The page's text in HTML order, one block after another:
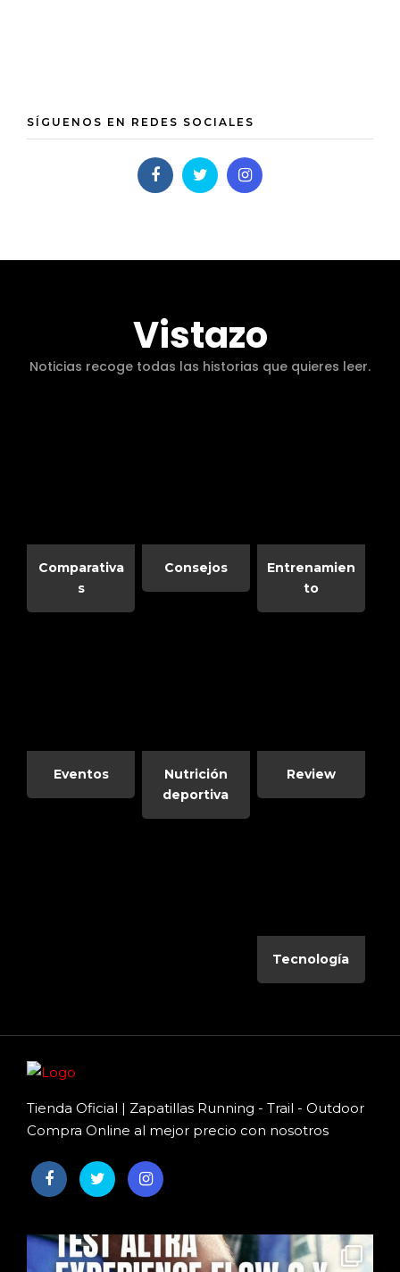
SÍGUENOS EN REDES SOCIALES
Vistazo
Noticias recoge todas las historias que quieres leer.
Comparativa
s
Consejos
Entrenamien
to
Eventos
Nutrición
deportiva
Review
Tecnología
Tienda Oficial | Zapatillas Running - Trail - Outdoor
Compra Online al mejor precio con nosotros